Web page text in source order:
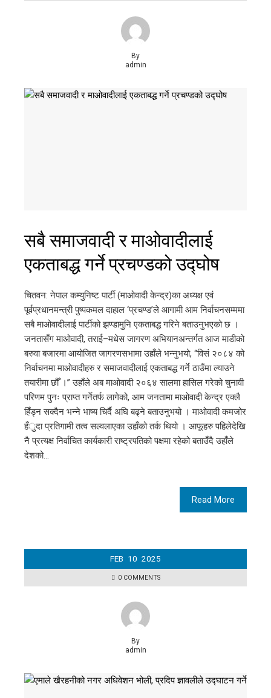
By
admin
सबै समाजवादी र माओवादीलाई
एकताबद्ध गर्ने प्रचण्डको उद्घोष
चितवन: नेपाल कम्युनिष्ट पार्टी (माओवादी केन्द्र)का अध्यक्ष एवं
पूर्वप्रधानमन्त्री पुष्पकमल दाहाल ‘प्रचण्ड’ले आगामी आम निर्वाचनसम्ममा
सबै माओवादीलाई पार्टीको झण्डामुनि एकताबद्ध गरिने बताउनुभएको छ ।
जनतासँग माओवादी, तराई–मधेस जागरण अभियानअन्तर्गत आज माडीको
बरुवा बजारमा आयोजित जागरणसभामा उहाँले भन्नुभयो, “विसं २०८४ को
निर्वाचनमा माओवादीहरु र समाजवादीलाई एकताबद्ध गर्ने ठाउँमा ल्याउने
तयारीमा छौँ ।” उहाँले अब माओवादी २०६४ सालमा हासिल गरेको चुनावी
परिणम पुनः प्राप्त गर्नेतर्फ लागेको, आम जनतामा माओवादी केन्द्र एक्लै
हिँड्न सक्दैन भन्ने भाष्य चिर्दै अघि बढ्ने बताउनुभयो । माओवादी कमजोर
हँुदा प्रतिगामी तत्व सल्वलाएका उहाँको तर्क थियो । आफूहरु पहिलेदेखि
नै प्रत्यक्ष निर्वाचित कार्यकारी राष्ट्रपतिको पक्षमा रहेको बताउँदै उहाँले
देशको…
Read More
FEB 10 2025
0 COMMENTS
By
admin